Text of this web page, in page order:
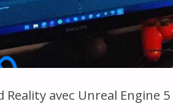
avec Unreal Engine